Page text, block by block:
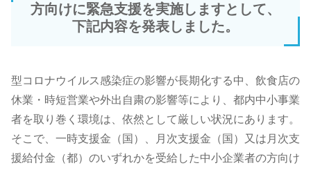
方向けに緊急支援を実施しますとして、
下記内容を発表しました。
型コロナウイルス感染症の影響が長期化する中、飲食店の
休業・時短営業や外出自粛の影響等により、都内中小事業
者を取り巻く環境は、依然として厳しい状況にあります。
そこで、一時支援金（国）、月次支援金（国）又は月次支
援給付金（都）のいずれかを受給した中小企業者の方向け